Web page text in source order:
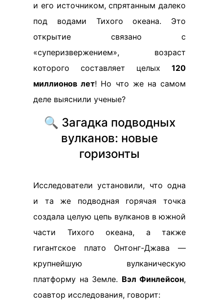
и его источником, спрятанным далеко
под водами Тихого океана. Это
открытие связано с
«суперизвержением», возраст
которого составляет целых 120
миллионов лет! Но что же на самом
деле выяснили ученые?
🔍 Загадка подводных
вулканов: новые
горизонты
Исследователи установили, что одна
и та же подводная горячая точка
создала целую цепь вулканов в южной
части Тихого океана, а также
гигантское плато Онтонг-Джава —
крупнейшую вулканическую
платформу на Земле. Вэл Финлейсон,
соавтор исследования, говорит: